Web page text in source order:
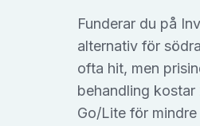
Funderar du på
alternativ för
ofta hit, men
behandling
Go/Lite för